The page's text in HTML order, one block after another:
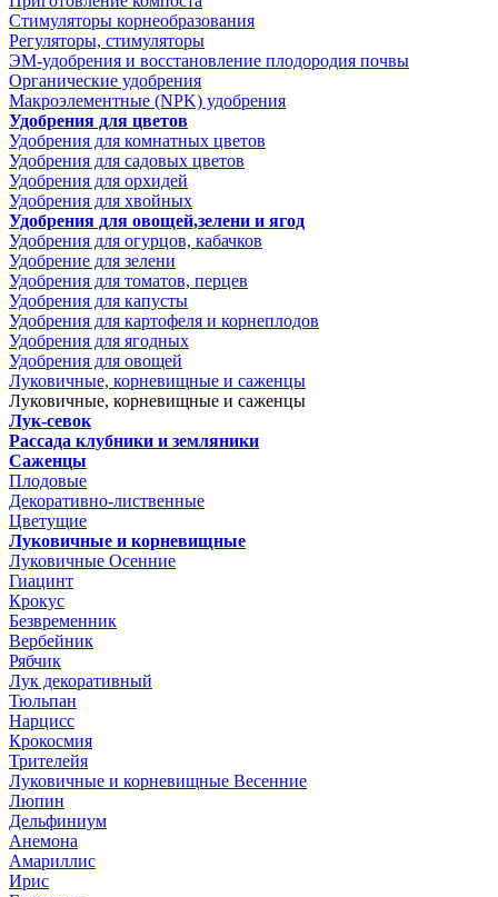
Стимуляторы корнеобразования
Регуляторы, стимуляторы
ЭМ-удобрения и восстановление плодородия почвы
Органические удобрения
Макроэлементные (NPK) удобрения
Удобрения для цветов
Удобрения для комнатных цветов
Удобрения для садовых цветов
Удобрения для орхидей
Удобрения для хвойных
Удобрения для овощей,зелени и ягод
Удобрения для огурцов, кабачков
Удобрение для зелени
Удобрения для томатов, перцев
Удобрения для капусты
Удобрения для картофеля и корнеплодов
Удобрения для ягодных
Удобрения для овощей
Луковичные, корневищные и саженцы
Луковичные, корневищные и саженцы
Лук-севок
Рассада клубники и земляники
Саженцы
Плодовые
Декоративно-лиственные
Цветущие
Луковичные и корневищные
Луковичные Осенние
Гиацинт
Крокус
Безвременник
Вербейник
Рябчик
Лук декоративный
Тюльпан
Нарцисс
Крокосмия
Трителейя
Луковичные и корневищные Весенние
Люпин
Дельфиниум
Анемона
Амариллис
Ирис